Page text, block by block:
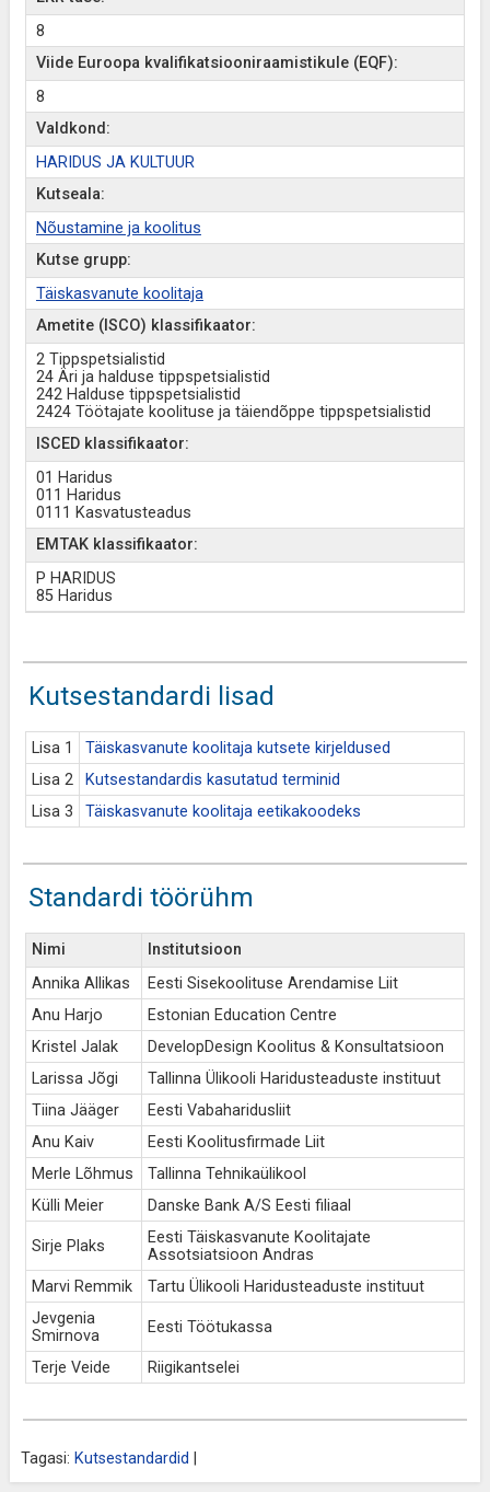
8
Viide Euroopa kvalifikatsiooniraamistikule (EQF):
8
Valdkond:
HARIDUS JA KULTUUR
Kutseala:
Nõustamine ja koolitus
Kutse grupp:
Täiskasvanute koolitaja
Ametite (ISCO) klassifikaator:
2 Tippspetsialistid
24 Äri ja halduse tippspetsialistid
242 Halduse tippspetsialistid
2424 Töötajate koolituse ja täiendõppe tippspetsialistid
ISCED klassifikaator:
01 Haridus
011 Haridus
0111 Kasvatusteadus
EMTAK klassifikaator:
P HARIDUS
85 Haridus
Kutsestandardi lisad
Lisa 1
Täiskasvanute koolitaja kutsete kirjeldused
Lisa 2
Kutsestandardis kasutatud terminid
Lisa 3
Täiskasvanute koolitaja eetikakoodeks
Standardi töörühm
Nimi
Institutsioon
Annika Allikas
Eesti Sisekoolituse Arendamise Liit
Anu Harjo
Estonian Education Centre
Kristel Jalak
DevelopDesign Koolitus & Konsultatsioon
Larissa Jõgi
Tallinna Ülikooli Haridusteaduste instituut
Tiina Jääger
Eesti Vabaharidusliit
Anu Kaiv
Eesti Koolitusfirmade Liit
Merle Lõhmus
Tallinna Tehnikaülikool
Külli Meier
Danske Bank A/S Eesti filiaal
Sirje Plaks
Eesti Täiskasvanute Koolitajate
Assotsiatsioon Andras
Marvi Remmik
Tartu Ülikooli Haridusteaduste instituut
Jevgenia
Smirnova
Eesti Töötukassa
Terje Veide Riigikantselei
Tagasi: Kutsestandardid